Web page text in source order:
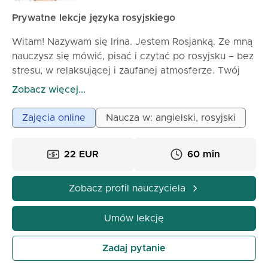
Prywatne lekcje języka rosyjskiego
Witam! Nazywam się Irina. Jestem Rosjanką. Ze mną
nauczysz się mówić, pisać i czytać po rosyjsku – bez
stresu, w relaksującej i zaufanej atmosferze. Twój
sukces to mój cel.
W 2003 roku ukończyłam studia na Uniwersytecie
Państwowym w Twerze z tytułem magistra w
roku pracuję jako korepetytor, pomagając osobom
Jako certyfikowany nauczyciel posiadam wiedzę
językoznawczą niezbędną do wyjaśnienia unikalnych
cech języka rosyjskiego, takich jak system
przypadków, czasowniki ruchu, różnice między
rzeczami ożywionymi a nieożywionymi, różne formy
Zobacz więcej...
Zajęcia online Naucza w: angielski, rosyjski
22 EUR 60 min
Zobacz profil nauczyciela
Umów lekcję
Zadaj pytanie